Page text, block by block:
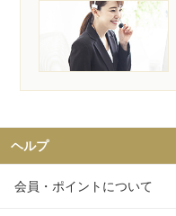
ヘルプ
会員・ポイントについて